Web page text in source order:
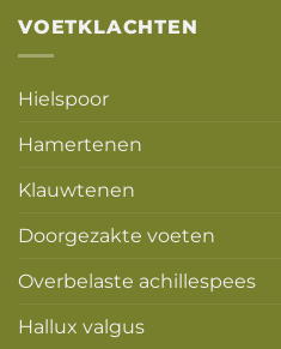
VOETKLACHTEN
Hielspoor
Hamertenen
Klauwtenen
Doorgezakte voeten
Overbelaste achillespees
Hallux valgus